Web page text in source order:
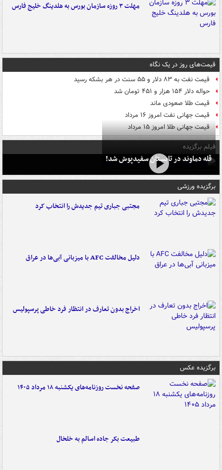
مهلت ۳ روزه سازمان بورس به هلدینگ خلیج فارس
قیمت‌های روز در یک نگاه
قیمت نفت به ۸۳ دلار و ۵۵ سنت در هر بشکه رسید
حواله دلار ۱۵۴ هزار و ۴۵۱ تومان شد
قیمت طلا صعودی ماند
قیمت جهانی نفت امروز ۱۶ مرداد
قیمت جهانی طلا امروز ۱۵ مرداد
فیلم برگزیده
قله دماوند در تابستان سفیدپوش شد!
برگزیده ورزشی
مجتبی جباری تیم جدیدش را انتخاب کرد
دلیل مخالفت AFC با میزبانی آبی‌ها در عراق
اخراج بدون تعارف در انتظار فرد خاطی پرسپولیس
برگزیده عکس
صفحه نخست روزنامه‌های یکشنبه ۱۸ مرداد ۱۴۰۵
طبیعت بکر جاده اسالم به خلخال